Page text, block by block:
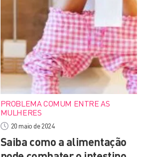
PROBLEMA COMUM ENTRE AS
MULHERES
20 maio de 2024
Saiba como a alimentação